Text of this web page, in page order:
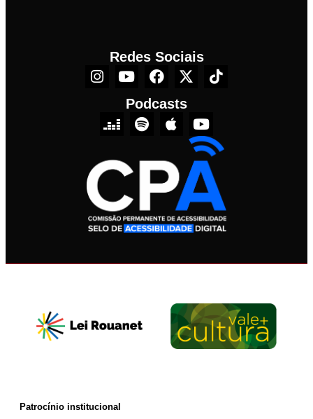
Redes Sociais
Podcasts
Patrocínio institucional